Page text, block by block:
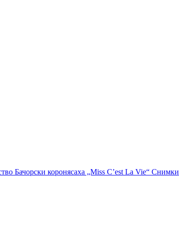
Бачорски коронясаха „Miss C’est La Vie“ Снимки